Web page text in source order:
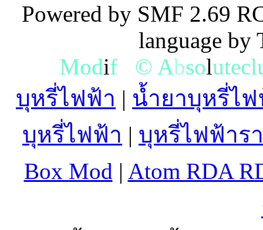
Powered by SMF 2.69
language
Modify © Absolutecl
บุหรี่ไฟฟ้า | น้ำยาบุหรี่ไ
บุหรี่ไฟฟ้า | บุหรี่ไฟฟ้าร
Box Mod | Atom RDA